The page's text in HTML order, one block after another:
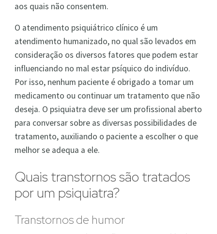
aos quais não consentem.
O atendimento psiquiátrico clínico é um
atendimento humanizado, no qual são levados em
consideração os diversos fatores que podem estar
influenciando no mal estar psíquico do indivíduo.
Por isso, nenhum paciente é obrigado a tomar um
medicamento ou continuar um tratamento que não
deseja. O psiquiatra deve ser um profissional aberto
para conversar sobre as diversas possibilidades de
tratamento, auxiliando o paciente a escolher o que
melhor se adequa a ele.
Quais transtornos são tratados
por um psiquiatra?
Transtornos de humor